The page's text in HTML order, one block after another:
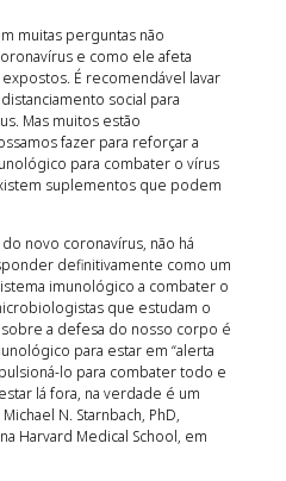
muitas perguntas não
e como ele afeta
É recomendável lavar
social para
Mas muitos estão
fazer para reforçar a
para combater o vírus
suplementos que podem
novo coronavírus, não há
definitivamente como um
imunológico a combater o
que estudam o
a defesa do nosso corpo é
para estar em “alerta
lo para combater todo e
lá fora, na verdade é um
N. Starnbach, PhD,
Harvard Medical School, em